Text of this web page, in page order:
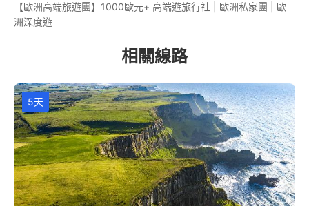
【歐洲高端旅遊團】1000歐元+ 高端遊旅行社 | 歐洲私家團 | 歐
洲深度遊
相關線路
5天